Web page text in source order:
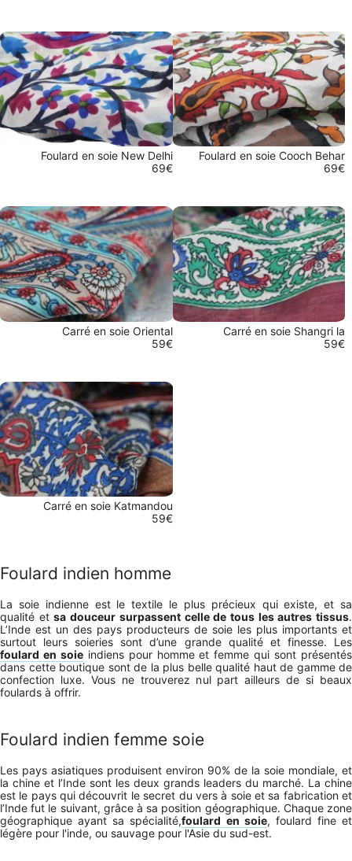
Foulard en soie New Delhi
69€
Foulard en soie Cooch Behar
69€
Carré en soie Oriental
59€
Carré en soie Shangri la
59€
Carré en soie Katmandou
59€
Foulard indien homme
La soie indienne est le textile le plus précieux qui existe, et sa
qualité etsa douceur surpassent celle de tous les autres tissus.
L’Inde est un des pays producteurs de soie les plus importants et
surtout leurs soieries sont d’une grande qualité et finesse. Les
foulard en soieindiens pour homme et femme qui sont présentés
dans cette boutique sont de la plus belle qualité haut de gamme de
confection luxe. Vous ne trouverez nul part ailleurs de si beaux
foulards à offrir.
Foulard indien femme soie
Les pays asiatiques produisent environ 90% de la soie mondiale, et
la chine et l’Inde sont les deux grands leaders du marché. La chine
est le pays qui découvrit le secret du vers à soie et sa fabrication et
l’Inde fut le suivant, grâce à sa position géographique. Chaque zone
géographique ayant sa spécialité,foulard en soie, foulard fine et
légère pour l'inde, ou sauvage pour l'Asie du sud-est.